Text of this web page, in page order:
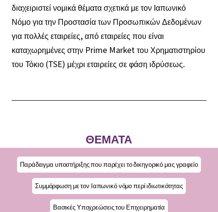
διαχειριστεί νομικά θέματα σχετικά με τον Ιαπωνικό
Νόμο για την Προστασία των Προσωπικών Δεδομένων
για πολλές εταιρείες, από εταιρείες που είναι
καταχωρημένες στην Prime Market του Χρηματιστηρίου
του Τόκιο (TSE) μέχρι εταιρείες σε φάση ιδρύσεως.
ΘΕΜΑΤΑ
Παράδειγμα υποστήριξης που παρέχει το δικηγορικό μας γραφείο
Συμμόρφωση με τον Ιαπωνικό νόμο περί ιδιωτικότητας
Βασικές Υποχρεώσεις του Επιχειρηματία